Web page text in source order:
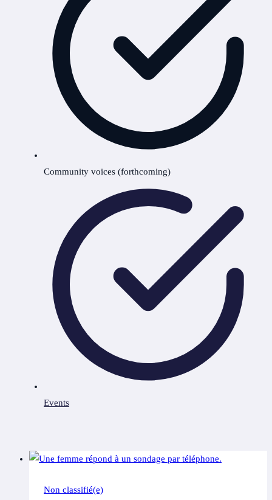
Community voices (forthcoming)
Events
Non classifié(e)